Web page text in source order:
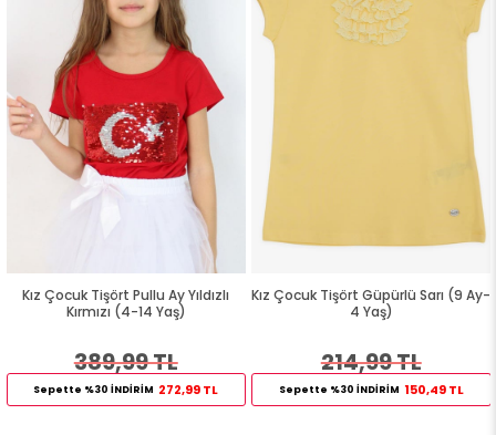
Kız Çocuk Tişört Pullu Ay Yıldızlı
Kırmızı (4-14 Yaş)
389,99 TL
Sepette %30 İNDİRİM 272,99 TL
Kız Çocuk Tişört Güpürlü Sarı (9 Ay-
4 Yaş)
214,99 TL
Sepette %30 İNDİRİM 150,49 TL